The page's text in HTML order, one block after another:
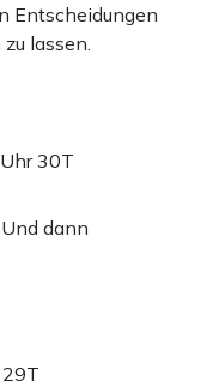
Entscheidungen
lassen.
30T
dann
29T